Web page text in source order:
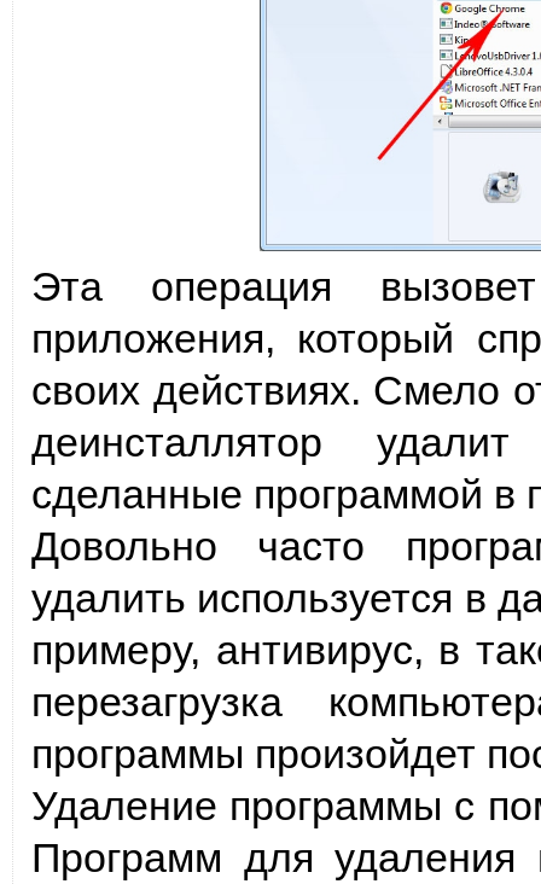
Эта операция
приложения, который
своих действиях. Смело
деинсталлятор
сделанные программой в
Довольно часто
удалить используется в
примеру, антивирус, в
перезагрузка
программы произойдет
Удаление программы с
Программ для